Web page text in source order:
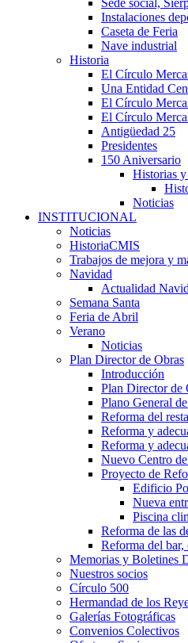
Sede social,
Instalaciones
Caseta de Feria
Nave industrial
Historia
El Círculo
Una Entidad
El Círculo
El Círculo
Antigüedad 25
Presidentes
150 Aniversario
Historias
Noticias
INSTITUCIONAL
Noticias
HistoriaCMIS
Trabajos de mejora y
Navidad
Actualidad
Semana Santa
Feria de Abril
Verano
Noticias
Plan Director de Obras
Introducción
Plan Director de
Plano General
Reforma del
Reforma y
Reforma y
Nuevo Centro
Proyecto de
Edificio
Nueva
Piscina
Reforma de las
Reforma del bar,
Memorias y Boletines
Nuestros socios
Círculo 500
Hermandad de los
Galerías Fotográficas
Convenios Colectivos